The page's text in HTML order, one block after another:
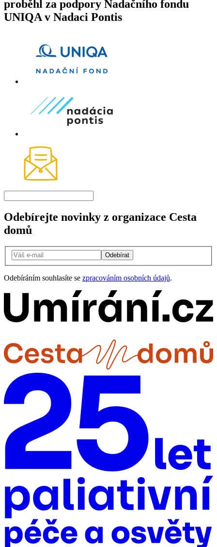
proběhl za podpory Nadačního fondu
UNIQA v Nadaci Pontis
Odebírejte novinky z organizace Cesta
domů
Odebírat
Odebíráním souhlasíte se zpracováním osobních údajů.